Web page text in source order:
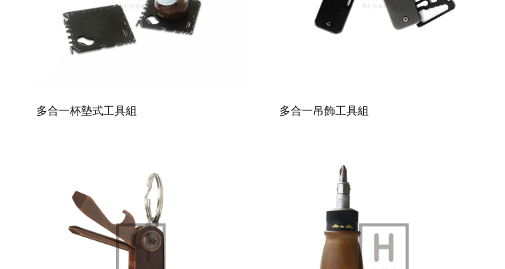
多合一杯墊式工具組 多合一吊飾工具組